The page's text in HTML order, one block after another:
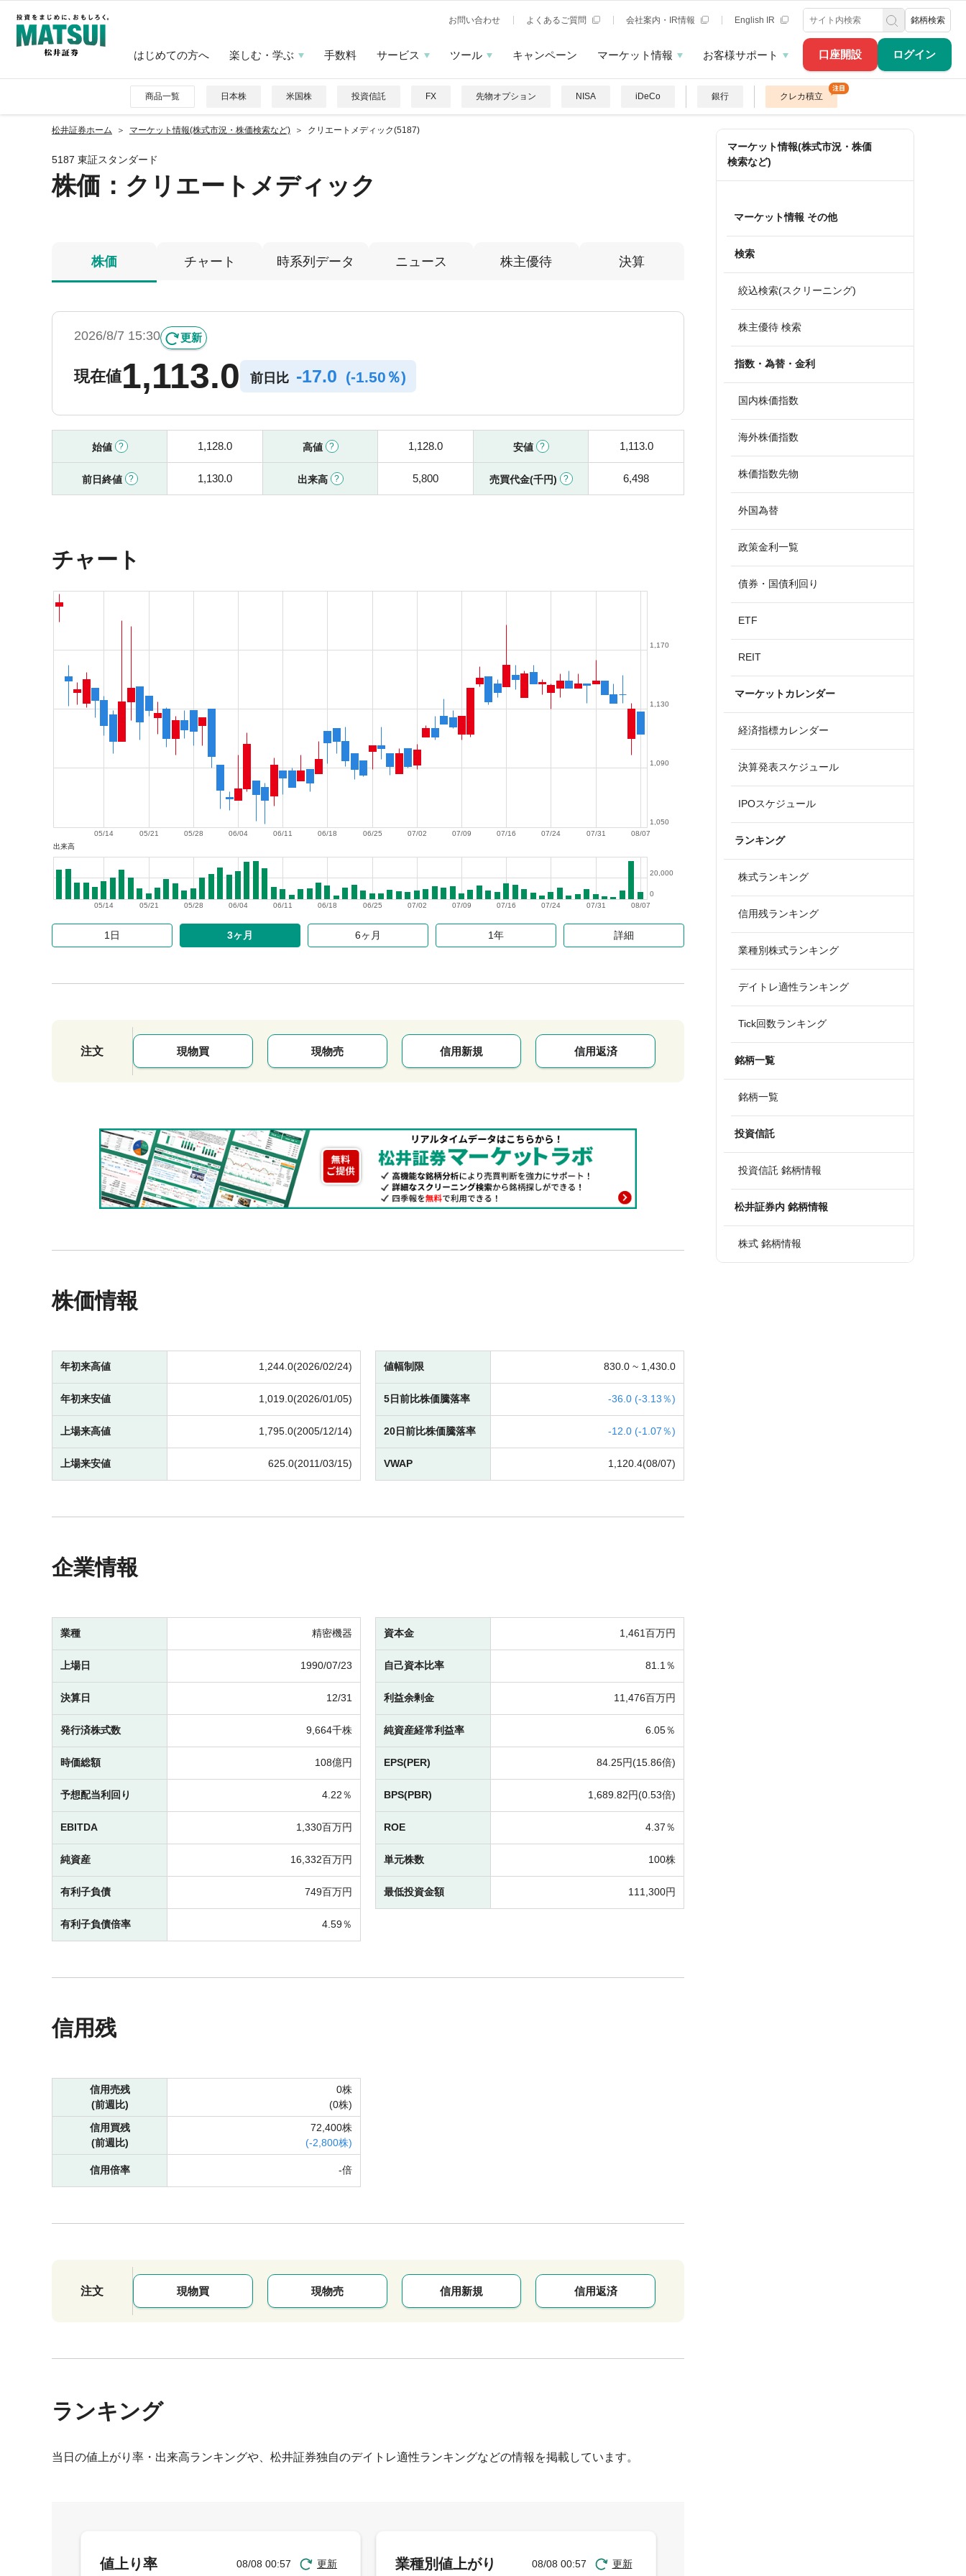
口座開設 ログイン
お問い合わせ よくあるご質問 会社案内・IR情報 English IR 銘柄検索
はじめての方へ 楽しむ・学ぶ 手数料 サービス ツール キャンペーン マーケット情報 お客様サポート
商品一覧 日本株 米国株 投資信託 FX 先物オプション NISA iDeCo 銀行 クレカ積立
松井証券ホーム マーケット情報(株式市況・株価検索など) クリエートメディック(5187)
5187 東証スタンダード
株価 ：クリエートメディック
株価 チャート 時系列データ ニュース 株主優待 決算
2026/8/7 15:30 更新
現在値1,113.0 前日比 -17.0 (-1.50％)
始値 1,128.0 高値 1,128.0 安値 1,113.0
前日終値 1,130.0 出来高 5,800 売買代金(千円) 6,498
チャート
08/07
07/31
07/24
07/16
07/09
07/02
06/25
06/18
06/11
06/04
05/28
05/21
05/14
1,050
1,090
1,130
1,170
出来高
08/07
07/31
07/24
07/16
07/09
07/02
06/25
06/18
06/11
06/04
05/28
05/21
05/14
0
20,000
1日 3ヶ月 6ヶ月 1年 詳細
注文 現物買 現物売 信用新規 信用返済
株価情報
年初来高値 1,244.0(2026/02/24)
年初来安値 1,019.0(2026/01/05)
上場来高値 1,795.0(2005/12/14)
上場来安値 625.0(2011/03/15)
値幅制限 830.0 ~ 1,430.0
5日前比株価騰落率 -36.0 (-3.13％)
20日前比株価騰落率 -12.0 (-1.07％)
VWAP 1,120.4(08/07)
企業情報
業種 精密機器
上場日 1990/07/23
決算日 12/31
発行済株式数 9,664千株
時価総額 108億円
予想配当利回り 4.22％
EBITDA 1,330百万円
純資産 16,332百万円
有利子負債 749百万円
有利子負債倍率 4.59％
資本金 1,461百万円
自己資本比率 81.1％
利益余剰金 11,476百万円
純資産経常利益率 6.05％
EPS(PER) 84.25円(15.86倍)
BPS(PBR) 1,689.82円(0.53倍)
ROE 4.37％
単元株数 100株
最低投資金額 111,300円
信用残
信用売残
(前週比)
0株
(0株)
信用買残
(前週比)
72,400株
(-2,800株)
信用倍率 -倍
注文 現物買 現物売 信用新規 信用返済
ランキング
当日の値上がり率・出来高ランキングや、松井証券独自のデイトレ適性ランキングなどの情報を掲載しています。
マーケット情報(株式市況・株価
検索など)
マーケット情報 その他
検索
絞込検索(スクリーニング)
株主優待 検索
指数・為替・金利
国内株価指数
海外株価指数
株価指数先物
外国為替
政策金利一覧
債券・国債利回り
ETF
REIT
マーケットカレンダー
経済指標カレンダー
決算発表スケジュール
IPOスケジュール
ランキング
株式ランキング
信用残ランキング
業種別株式ランキング
デイトレ適性ランキング
Tick回数ランキング
銘柄一覧
銘柄一覧
投資信託
投資信託 銘柄情報
松井証券内 銘柄情報
株式 銘柄情報